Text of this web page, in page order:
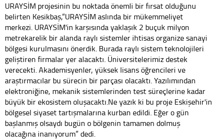
URAYSİM projesinin bu noktada önemli bir fırsat olduğunu
belirten Kesikbaş,“URAYSİM aslında bir mükemmeliyet
merkezi. URAYSİM'in karşısında yaklaşık 2 buçuk milyon
metrekarelik bir alanda raylı sistemler ihtisas organize sanayi
bölgesi kurulmasını önerdik. Burada raylı sistem teknolojileri
geliştiren firmalar yer alacaktı. Üniversitelerimiz destek
verecekti. Akademisyenler, yüksek lisans öğrencileri ve
araştırmacılar bu sürecin bir parçası olacaktı. Yazılımından
elektroniğine, mekanik sistemlerinden test süreçlerine kadar
büyük bir ekosistem oluşacaktı.Ne yazık ki bu proje Eskişehir'in
bölgesel siyaset tartışmalarına kurban edildi. Eğer o gün
başlanmış olsaydı bugün o bölgenin tamamen dolmuş
olacağına inanıyorum” dedi.